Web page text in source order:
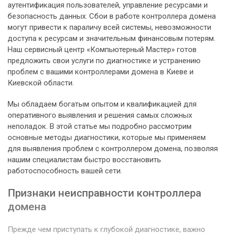
аутентификация пользователей, управление ресурсами и
безопасность данных. Сбои в работе контроллера домена
могут привести к параличу всей системы, невозможности
доступа к ресурсам и значительным финансовым потерям.
Наш сервисный центр «Компьютерный Мастер» готов
предложить свои услуги по диагностике и устранению
проблем с вашими контроллерами домена в Киеве и
Киевской области.
Мы обладаем богатым опытом и квалификацией для
оперативного выявления и решения самых сложных
неполадок. В этой статье мы подробно рассмотрим
основные методы диагностики, которые мы применяем
для выявления проблем с контроллером домена, позволяя
нашим специалистам быстро восстановить
работоспособность вашей сети.
Признаки неисправности контроллера
домена
Прежде чем приступать к глубокой диагностике, важно